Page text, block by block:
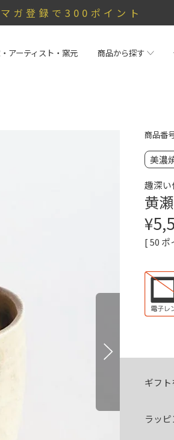
ガ登録で300ポイント
アーティスト・窯元 商品から探す
商品番
美濃
趣深い
黄
¥
[50 ポ
ギフ
ラッ